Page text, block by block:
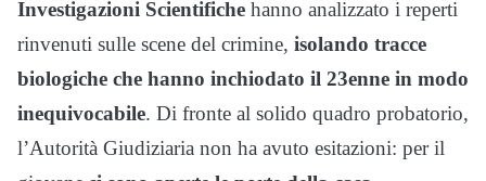
Investigazioni Scientifiche hanno analizzato i reperti
rinvenuti sulle scene del crimine, isolando tracce
biologiche che hanno inchiodato il 23enne in modo
inequivocabile. Di fronte al solido quadro probatorio,
l’Autorità Giudiziaria non ha avuto esitazioni: per il